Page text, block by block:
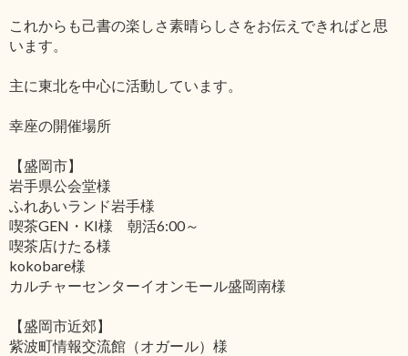
これからも己書の楽しさ素晴らしさをお伝えできればと思
います。
主に東北を中心に活動しています。
幸座の開催場所
【盛岡市】
岩手県公会堂様
ふれあいランド岩手様
喫茶GEN・KI様 朝活6:00～
喫茶店けたる様
kokobare様
カルチャーセンターイオンモール盛岡南様
【盛岡市近郊】
紫波町情報交流館（オガール）様